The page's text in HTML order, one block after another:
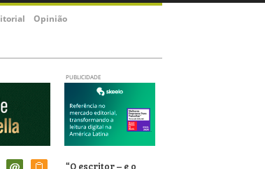
Opinião
PUBLICIDADE
“O escritor – e o